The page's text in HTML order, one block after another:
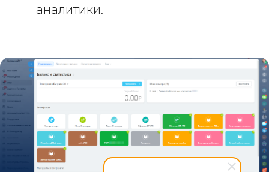
аналитики.